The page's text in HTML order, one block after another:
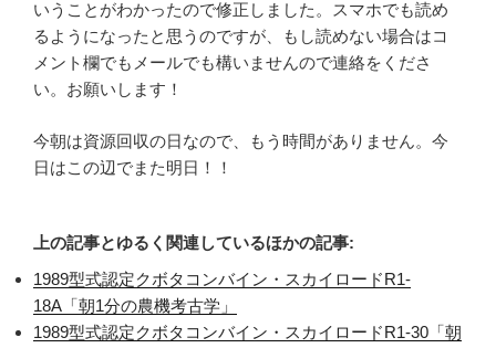
いうことがわかったので修正しました。スマホでも読め
るようになったと思うのですが、もし読めない場合はコ
メント欄でもメールでも構いませんので連絡をくださ
い。お願いします！
今朝は資源回収の日なので、もう時間がありません。今
日はこの辺でまた明日！！
上の記事とゆるく関連しているほかの記事:
1989型式認定クボタコンバイン・スカイロードR1-
18A「朝1分の農機考古学」
1989型式認定クボタコンバイン・スカイロードR1-30「朝